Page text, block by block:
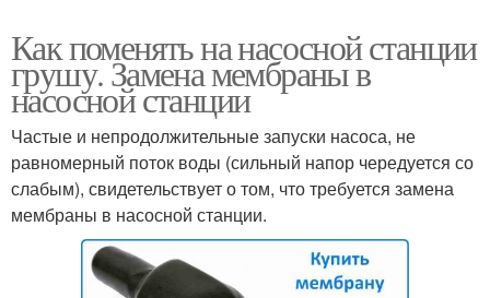
Как поменять на насосной станции
грушу. Замена мембраны в
насосной станции
Частые и непродолжительные запуски насоса, не
равномерный поток воды (сильный напор чередуется со
слабым), свидетельствует о том, что требуется замена
мембраны в насосной станции.